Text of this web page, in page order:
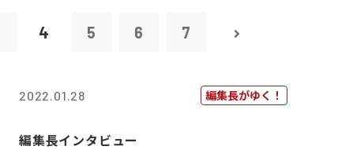
4 5 6 7
2022.01.28 編集長がゆく！
編集長インタビュー